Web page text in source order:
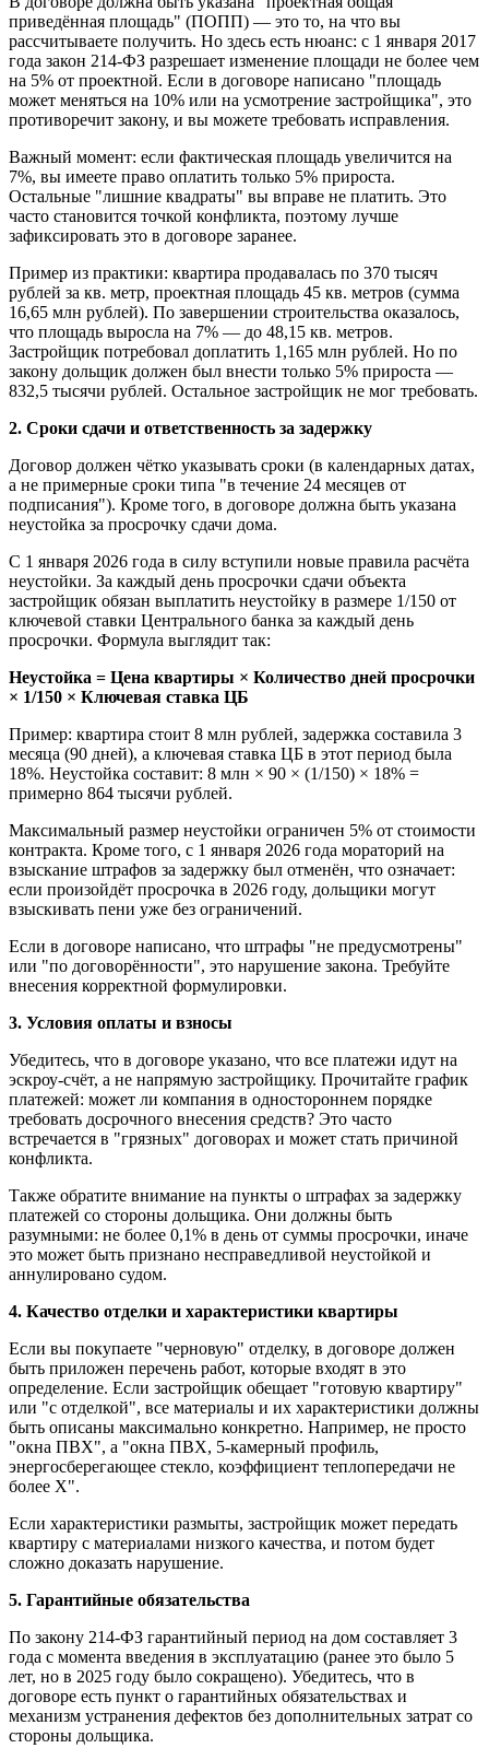
приведённая площадь" (ПОПП) — это то, на что вы
рассчитываете получить. Но здесь есть нюанс: с 1 января 2017
года закон 214-ФЗ разрешает изменение площади не более чем
на 5% от проектной. Если в договоре написано "площадь
может меняться на 10% или на усмотрение застройщика", это
противоречит закону, и вы можете требовать исправления.
Важный момент: если фактическая площадь увеличится на
7%, вы имеете право оплатить только 5% прироста.
Остальные "лишние квадраты" вы вправе не платить. Это
часто становится точкой конфликта, поэтому лучше
зафиксировать это в договоре заранее.
Пример из практики: квартира продавалась по 370 тысяч
рублей за кв. метр, проектная площадь 45 кв. метров (сумма
16,65 млн рублей). По завершении строительства оказалось,
что площадь выросла на 7% — до 48,15 кв. метров.
Застройщик потребовал доплатить 1,165 млн рублей. Но по
закону дольщик должен был внести только 5% прироста —
832,5 тысячи рублей. Остальное застройщик не мог требовать.
2. Сроки сдачи и ответственность за задержку
Договор должен чётко указывать сроки (в календарных датах,
а не примерные сроки типа "в течение 24 месяцев от
подписания"). Кроме того, в договоре должна быть указана
неустойка за просрочку сдачи дома.
С 1 января 2026 года в силу вступили новые правила расчёта
неустойки. За каждый день просрочки сдачи объекта
застройщик обязан выплатить неустойку в размере 1/150 от
ключевой ставки Центрального банка за каждый день
просрочки. Формула выглядит так:
Неустойка = Цена квартиры × Количество дней просрочки
× 1/150 × Ключевая ставка ЦБ
Пример: квартира стоит 8 млн рублей, задержка составила 3
месяца (90 дней), а ключевая ставка ЦБ в этот период была
18%. Неустойка составит: 8 млн × 90 × (1/150) × 18% =
примерно 864 тысячи рублей.
Максимальный размер неустойки ограничен 5% от стоимости
контракта. Кроме того, с 1 января 2026 года мораторий на
взыскание штрафов за задержку был отменён, что означает:
если произойдёт просрочка в 2026 году, дольщики могут
взыскивать пени уже без ограничений.
Если в договоре написано, что штрафы "не предусмотрены"
или "по договорённости", это нарушение закона. Требуйте
внесения корректной формулировки.
3. Условия оплаты и взносы
Убедитесь, что в договоре указано, что все платежи идут на
эскроу-счёт, а не напрямую застройщику. Прочитайте график
платежей: может ли компания в одностороннем порядке
требовать досрочного внесения средств? Это часто
встречается в "грязных" договорах и может стать причиной
конфликта.
Также обратите внимание на пункты о штрафах за задержку
платежей со стороны дольщика. Они должны быть
разумными: не более 0,1% в день от суммы просрочки, иначе
это может быть признано несправедливой неустойкой и
аннулировано судом.
4. Качество отделки и характеристики квартиры
Если вы покупаете "черновую" отделку, в договоре должен
быть приложен перечень работ, которые входят в это
определение. Если застройщик обещает "готовую квартиру"
или "с отделкой", все материалы и их характеристики должны
быть описаны максимально конкретно. Например, не просто
"окна ПВХ", а "окна ПВХ, 5-камерный профиль,
энергосберегающее стекло, коэффициент теплопередачи не
более X".
Если характеристики размыты, застройщик может передать
квартиру с материалами низкого качества, и потом будет
сложно доказать нарушение.
5. Гарантийные обязательства
По закону 214-ФЗ гарантийный период на дом составляет 3
года с момента введения в эксплуатацию (ранее это было 5
лет, но в 2025 году было сокращено). Убедитесь, что в
договоре есть пункт о гарантийных обязательствах и
механизм устранения дефектов без дополнительных затрат со
стороны дольщика.